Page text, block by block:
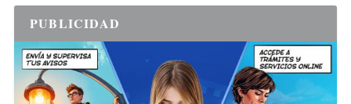
PUBLICIDAD